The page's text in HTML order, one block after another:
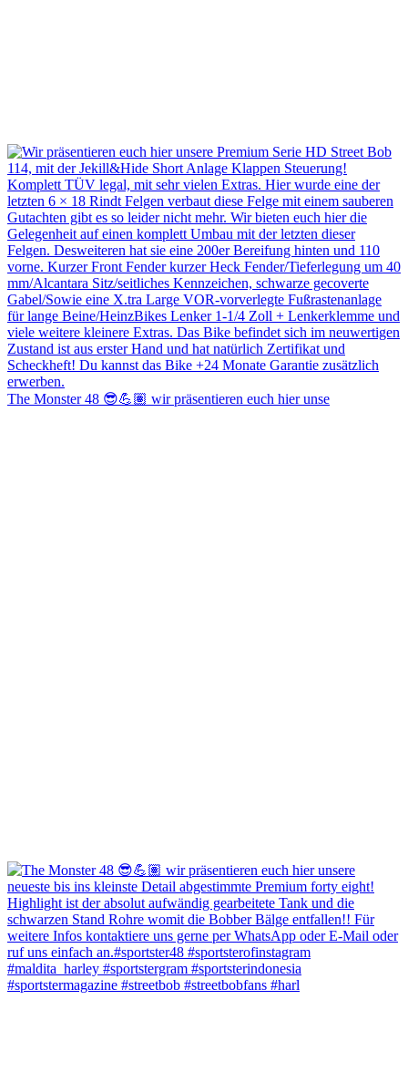
The Monster 48 😎💪🏽 wir präsentieren euch hier unse
#sportstermagazine #streetbob #streetbobfans #harl